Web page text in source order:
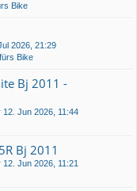
Bike
2026, 21:29
Bike
Bj 2011 -
12. Jun 2026, 11:44
Bj 2011
12. Jun 2026, 11:21